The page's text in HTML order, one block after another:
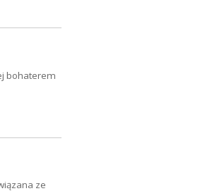
bohaterem
ze